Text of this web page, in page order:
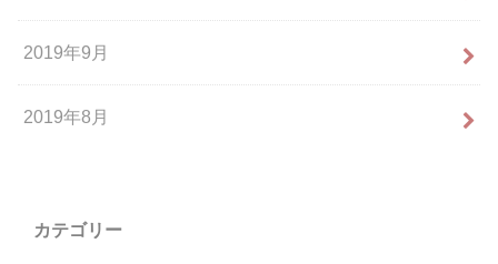
2019年9月
2019年8月
カテゴリー